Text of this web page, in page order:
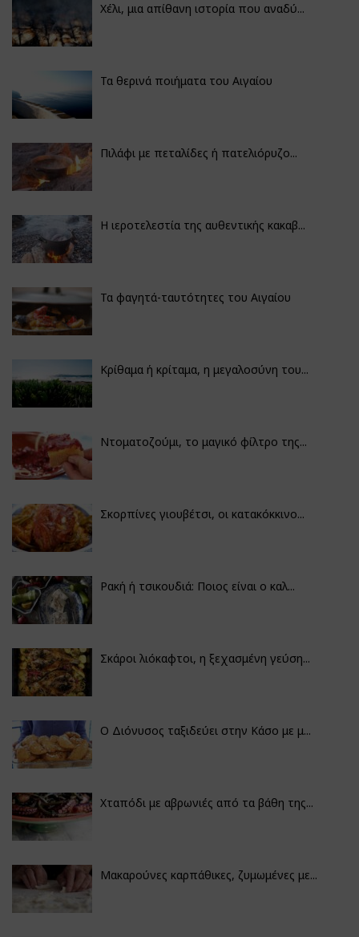
Χέλι, μια απίθανη ιστορία που αναδύ...
Τα θερινά ποιήματα του Αιγαίου
Πιλάφι με πεταλίδες ή πατελιόρυζο...
Η ιεροτελεστία της αυθεντικής κακαβ...
Τα φαγητά-ταυτότητες του Αιγαίου
Κρίθαμα ή κρίταμα, η μεγαλοσύνη του...
Ντοματοζούμι, το μαγικό φίλτρο της...
Σκορπίνες γιουβέτσι, οι κατακόκκινο...
Ρακή ή τσικουδιά: Ποιος είναι ο καλ...
Σκάροι λιόκαφτοι, η ξεχασμένη γεύση...
Ο Διόνυσος ταξιδεύει στην Κάσο με μ...
Χταπόδι με αβρωνιές από τα βάθη της...
Μακαρούνες καρπάθικες, ζυμωμένες με...